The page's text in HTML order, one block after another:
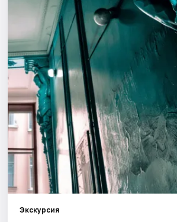
Площадки
Артисты
Рейтинги
Экскурсия